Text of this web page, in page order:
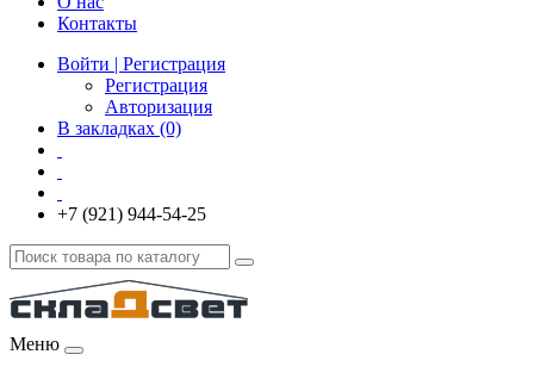
Контакты
Войти | Регистрация
Регистрация
Авторизация
В закладках (0)
+7 (921) 944-54-25
Меню